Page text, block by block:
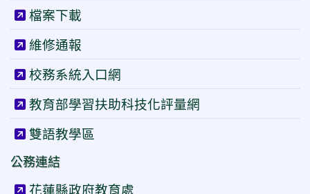
檔案下載
維修通報
校務系統入口網
教育部學習扶助科技化評量網
雙語教學區
公務連結
花蓮縣政府教育處